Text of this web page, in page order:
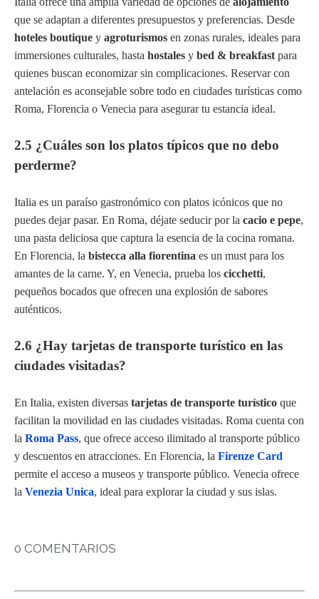
que se adaptan a diferentes presupuestos y preferencias. Desde
hoteles boutique y agroturismos en zonas rurales, ideales para
immersiones culturales, hasta hostales y bed & breakfast para
quienes buscan economizar sin complicaciones. Reservar con
antelación es aconsejable sobre todo en ciudades turísticas como
Roma, Florencia o Venecia para asegurar tu estancia ideal.
2.5 ¿Cuáles son los platos típicos que no debo
perderme?
Italia es un paraíso gastronómico con platos icónicos que no
puedes dejar pasar. En Roma, déjate seducir por la cacio e pepe,
una pasta deliciosa que captura la esencia de la cocina romana.
En Florencia, la bistecca alla fiorentina es un must para los
amantes de la carne. Y, en Venecia, prueba los cicchetti,
pequeños bocados que ofrecen una explosión de sabores
auténticos.
2.6 ¿Hay tarjetas de transporte turístico en las
ciudades visitadas?
En Italia, existen diversas tarjetas de transporte turístico que
facilitan la movilidad en las ciudades visitadas. Roma cuenta con
la Roma Pass, que ofrece acceso ilimitado al transporte público
y descuentos en atracciones. En Florencia, la Firenze Card
permite el acceso a museos y transporte público. Venecia ofrece
la Venezia Unica, ideal para explorar la ciudad y sus islas.
0 COMENTARIOS